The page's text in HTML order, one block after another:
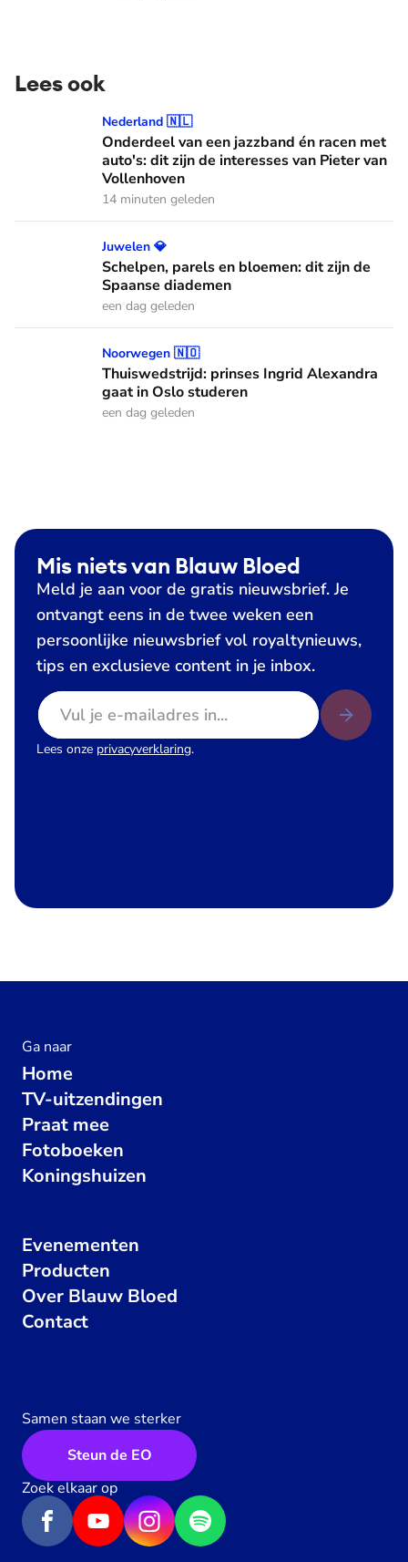
Lees ook
Onderdeel van een jazzband én racen met auto's: dit zijn
Nederland 🇳🇱
Onderdeel van een jazzband én racen met
auto's: dit zijn de interesses van Pieter van
Vollenhoven
14 minuten geleden
Schelpen, parels en bloemen: dit zijn de Spaanse diademen
Juwelen 💎
Schelpen, parels en bloemen: dit zijn de
Spaanse diademen
een dag geleden
Thuiswedstrijd: prinses Ingrid Alexandra gaat in Oslo
Noorwegen 🇳🇴
Thuiswedstrijd: prinses Ingrid Alexandra
gaat in Oslo studeren
een dag geleden
Mis niets van Blauw Bloed
Meld je aan voor de gratis nieuwsbrief. Je
ontvangt eens in de twee weken een
persoonlijke nieuwsbrief vol royaltynieuws,
tips en exclusieve content in je inbox.
E-mailadres
Lees onze privacyverklaring.
Ga naar
Home
TV-uitzendingen
Praat mee
Fotoboeken
Koningshuizen
Evenementen
Producten
Over Blauw Bloed
Contact
Samen staan we sterker
Steun de EO
Zoek elkaar op